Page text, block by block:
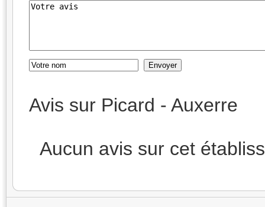
Avis sur Picard - Auxerre
Aucun avis sur cet